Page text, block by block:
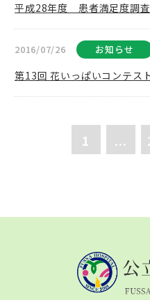
平成28年度 患者満足度調
2016/07/26 お知らせ
第13回 花いっぱいコンテス
1 ...